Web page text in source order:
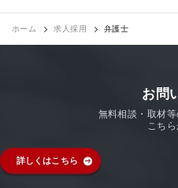
ホーム 求人採用 弁護士
お問
無料相談・取材
こちら
詳しくはこちら